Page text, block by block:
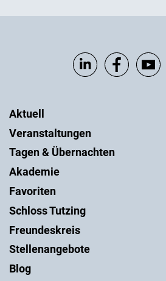
Aktuell
Veranstaltungen
Tagen & Übernachten
Akademie
Favoriten
Schloss Tutzing
Freundeskreis
Stellenangebote
Blog